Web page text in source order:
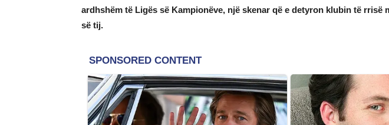
ardhshëm të Ligës së Kampionëve, një skenar që e detyron klubin të rrisë
së tij.